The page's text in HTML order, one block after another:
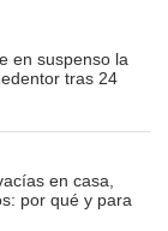
en suspenso la
tras 24
en casa,
por qué y para